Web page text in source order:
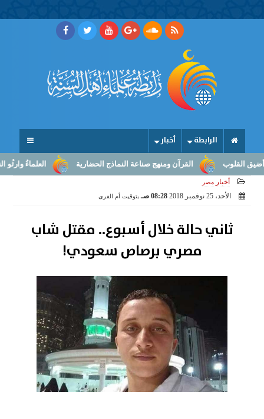
الرابطة أخبار
العلماءُ وارثُو القرآن ومنهج صناعة النماذج الحضارية
أخبار مصر
الأحد، 25 نوفمبر 2018 08:28 صـ بتوقيت أم القرى
ثاني حالة خلال أسبوع.. مقتل شاب
مصري برصاص سعودي!